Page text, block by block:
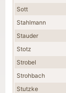
Sott
Stahlmann
Stauder
Stotz
Strobel
Strohbach
Stutzke